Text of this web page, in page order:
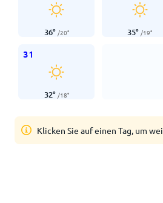
36° /20° 35° /19°
31
32° /18°
Klicken Sie auf einen Tag, um